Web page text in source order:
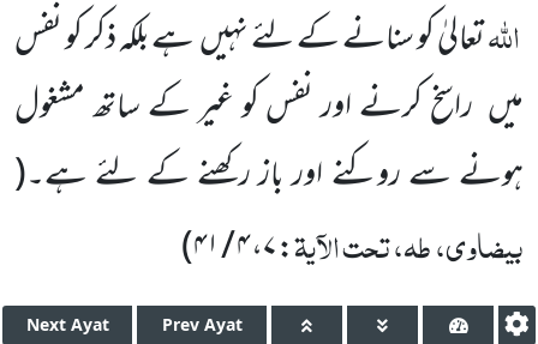
اللہتعالیٰ کو سنانے کے لئے نہیںہے بلکہ ذکر کو نفس
میں راسخ کرنے اور نفس کو غیر کے ساتھ مشغول
ہونے سے روکنے اور باز رکھنے کے لئے ہے۔(
بیضاوی، طہ، تحت الآیۃ: ۷، ۴ / ۴۱ )
Next Ayat Prev Ayat